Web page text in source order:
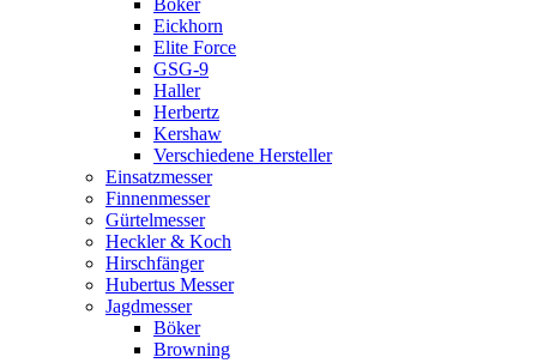
Böker
Eickhorn
Elite Force
GSG-9
Haller
Herbertz
Kershaw
Verschiedene Hersteller
Einsatzmesser
Finnenmesser
Gürtelmesser
Heckler & Koch
Hirschfänger
Hubertus Messer
Jagdmesser
Böker
Browning